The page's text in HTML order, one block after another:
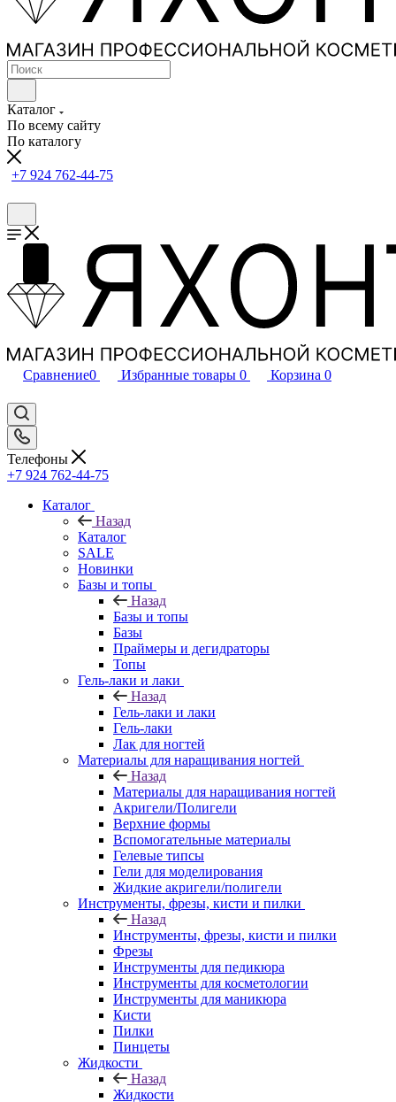
Каталог
По всему сайту
По каталогу
+7 924 762-44-75
Сравнение0 Избранные товары 0 Корзина 0
Телефоны
+7 924 762-44-75
Каталог
Назад
Каталог
SALE
Новинки
Базы и топы
Назад
Базы и топы
Базы
Праймеры и дегидраторы
Топы
Гель-лаки и лаки
Назад
Гель-лаки и лаки
Гель-лаки
Лак для ногтей
Материалы для наращивания ногтей
Назад
Материалы для наращивания ногтей
Акригели/Полигели
Верхние формы
Вспомогательные материалы
Гелевые типсы
Гели для моделирования
Жидкие акригели/полигели
Инструменты, фрезы, кисти и пилки
Назад
Инструменты, фрезы, кисти и пилки
Фрезы
Инструменты для педикюра
Инструменты для косметологии
Инструменты для маникюра
Кисти
Пилки
Пинцеты
Жидкости
Назад
Жидкости